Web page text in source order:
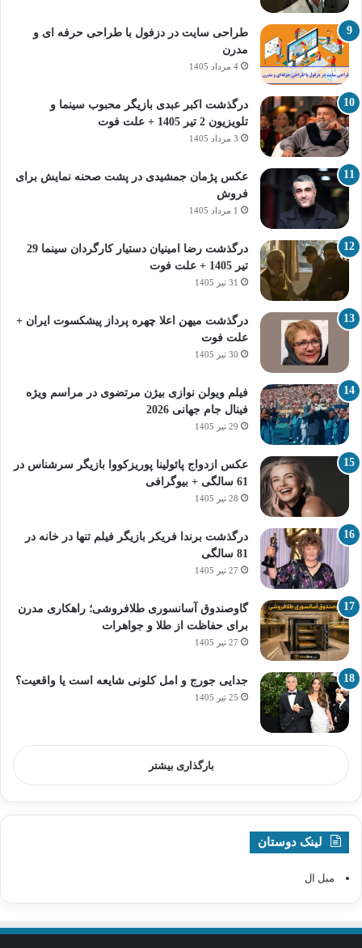
طراحی سایت در دزفول با طراحی حرفه‌ ای و
مدرن
4 مرداد 1405
درگذشت اکبر عبدی بازیگر محبوب سینما و
تلویزیون 2 تیر 1405 + علت فوت
3 مرداد 1405
عکس پژمان جمشیدی در پشت صحنه نمایش برای
فروش
1 مرداد 1405
درگذشت رضا امینیان دستیار کارگردان سینما 29
تیر 1405 + علت فوت
31 تیر 1405
درگذشت میهن اعلا چهره پرداز پیشکسوت ایران +
علت فوت
30 تیر 1405
فیلم ویولن نوازی بیژن مرتضوی در مراسم ویژه
فینال جام جهانی 2026
29 تیر 1405
عکس ازدواج پائولینا پوریزکووا بازیگر سرشناس در
61 سالگی + بیوگرافی
28 تیر 1405
درگذشت برندا فریکر بازیگر فیلم تنها در خانه در
81 سالگی
27 تیر 1405
گاوصندوق آسانسوری طلافروشی؛ راهکاری مدرن
برای حفاظت از طلا و جواهرات
27 تیر 1405
جدایی جورج و امل کلونی شایعه است یا واقعیت؟
25 تیر 1405
بارگذاری بیشتر
لینک دوستان
مبل ال